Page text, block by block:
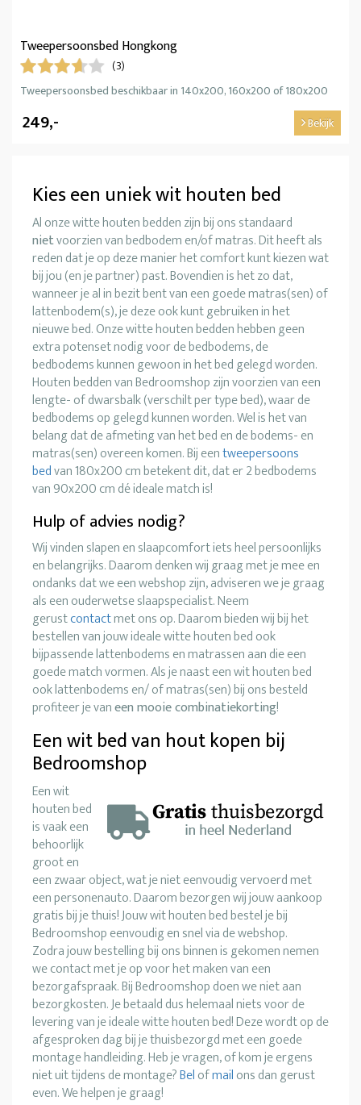
Tweepersoonsbed Hongkong
(3)
Tweepersoonsbed beschikbaar in 140x200, 160x200 of 180x200
249,- Bekijk
Kies een uniek wit houten bed
Al onze witte houten bedden zijn bij ons standaard
nietvoorzien van bedbodem en/of matras. Dit heeft als
reden dat je op deze manier het comfort kunt kiezen wat
bij jou (en je partner) past. Bovendien is het zo dat,
wanneer je al in bezit bent van een goede matras(sen) of
lattenbodem(s), je deze ook kunt gebruiken in het
nieuwe bed. Onze witte houten bedden hebben geen
extra potenset nodig voor de bedbodems, de
bedbodems kunnen gewoon in het bed gelegd worden.
Houten bedden van Bedroomshop zijn voorzien van een
lengte- of dwarsbalk (verschilt per type bed), waar de
bedbodems op gelegd kunnen worden. Wel is het van
belang dat de afmeting van het bed en de bodems- en
matras(sen) overeen komen. Bij eentweepersoons
bedvan 180x200 cm betekent dit, dat er 2 bedbodems
van 90x200 cm dé ideale match is!
Hulp of advies nodig?
Wij vinden slapen en slaapcomfort iets heel persoonlijks
en belangrijks. Daarom denken wij graag met je mee en
ondanks dat we een webshop zijn, adviseren we je graag
als een ouderwetse slaapspecialist. Neem
gerustcontactmet ons op. Daarom bieden wij bij het
bestellen van jouw ideale witte houten bed ook
bijpassende lattenbodems en matrassen aan die een
goede match vormen. Als je naast een wit houten bed
ook lattenbodems en/ of matras(sen) bij ons besteld
profiteer je vaneen mooie combinatiekorting!
Een wit bed van hout kopen bij
Bedroomshop
Een wit
houten bed
is vaak een
behoorlijk
groot en
een zwaar object, wat je niet eenvoudig vervoerd met
een personenauto. Daarom bezorgen wij jouw aankoop
gratis bij je thuis! Jouw wit houten bed bestel je bij
Bedroomshop eenvoudig en snel via de webshop.
Zodra jouw bestelling bij ons binnen is gekomen nemen
we contact met je op voor het maken van een
bezorgafspraak. Bij Bedroomshop doen we niet aan
bezorgkosten. Je betaald dus helemaal niets voor de
levering van je ideale witte houten bed! Deze wordt op de
afgesproken dag bij je thuisbezorgd met een goede
montage handleiding. Heb je vragen, of kom je ergens
niet uit tijdens de montage?Belofmailons dan gerust
even. We helpen je graag!